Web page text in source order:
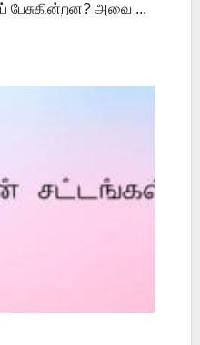
பேசுகின்றன? அவை ...